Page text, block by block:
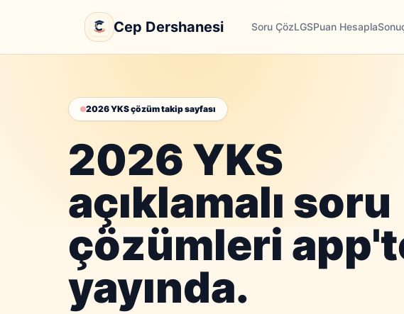
Cep Dershanesi Soru ÇözLGSPuan Hesapla
2026 YKS çözüm takip sayfası
2026 YKS
açıklamalı soru
çözümleri
yayında.